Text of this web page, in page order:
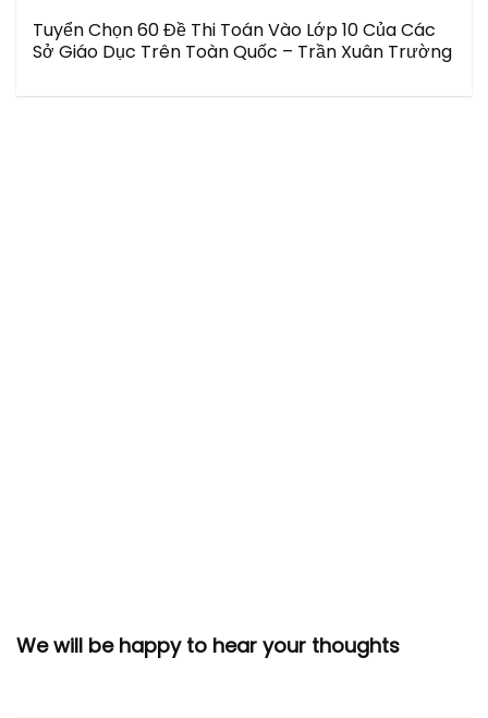
Tuyển Chọn 60 Đề Thi Toán Vào Lớp 10 Của Các
Sở Giáo Dục Trên Toàn Quốc – Trần Xuân Trường
We will be happy to hear your thoughts